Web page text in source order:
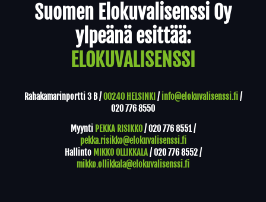
Suomen Elokuvalisenssi Oy
ylpeänä esittää:
ELOKUVALISENSSI
Rahakamarinportti 3 B /00240 HELSINKI / info@elokuvalisenssi.fi/
020 776 8550
Myynti PEKKA RISIKKO/020 776 8551/
pekka.risikko@elokuvalisenssi.fi
Hallinto MIKKO OLLIKKALA/020 776 8552/
mikko.ollikkala@elokuvalisenssi.fi